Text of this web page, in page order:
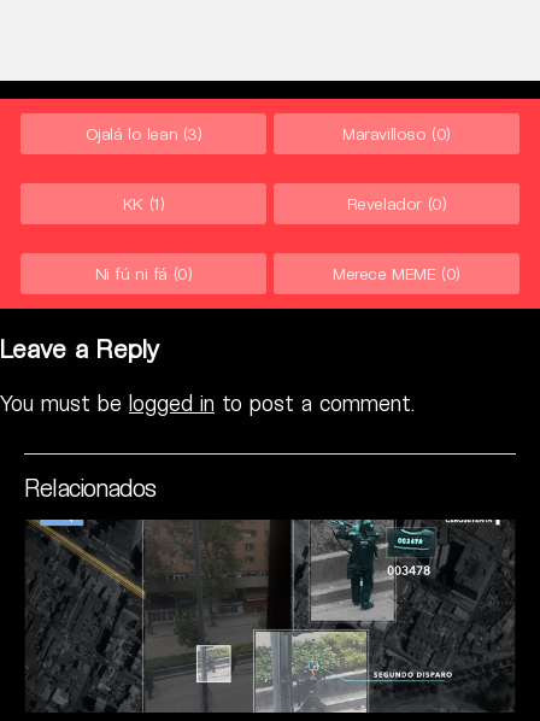
Ojalá lo lean (3) Maravilloso (0)
KK (1) Revelador (0)
Ni fú ni fá (0) Merece MEME (0)
Leave a Reply
You must be logged in to post a comment.
Relacionados